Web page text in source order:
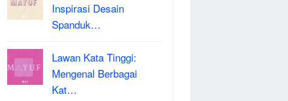
Inspirasi Desain
Spanduk…
Lawan Kata Tinggi:
Mengenal Berbagai
Kat…